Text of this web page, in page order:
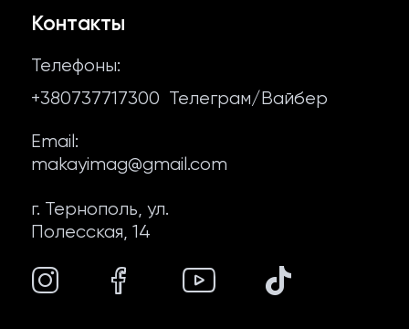
Сопутствующие продукты
Лаваш и пита
Политика конфиденциальности
О нас
Контакты
Телефоны:
+380737717300 Телеграм/Вайбер
Email:
makayimag@gmail.com
г. Тернополь, ул.
Полесская, 14